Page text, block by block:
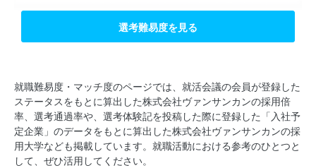
選考難易度を見る
就職難易度・マッチ度のページでは、就活会議の会員が登録した
ステータスをもとに算出した株式会社ヴァンサンカンの採用倍
率、選考通過率や、選考体験記を投稿した際に登録した「入社予
定企業」のデータをもとに算出した株式会社ヴァンサンカンの採
用大学なども掲載しています。就職活動における参考のひとつと
して、ぜひ活用してください。